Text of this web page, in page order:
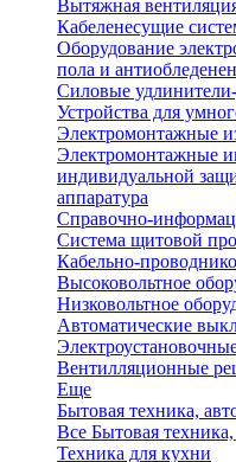
Вытяжная
Кабеленесущие
Оборудование
пола и
Силовые
Устройства для
Электромонтажные
Электромонтажные
индивидуальной
аппаратура
Справочно-
Система щитовой
Кабельно-
Высоковольтное
Низковольтное
Автоматические
Вентилляционные
Еще
Бытовая техника,
Все Бытовая
Техника для кухни